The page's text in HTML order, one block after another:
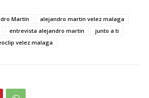
Martín
alejandro martin velez malaga
entrevista alejandro martin
junto a ti
velez malaga